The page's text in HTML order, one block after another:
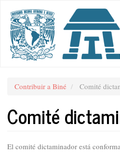
contenido
principal
Contribuir a Biné Comité
Comité
El comité dictaminador está